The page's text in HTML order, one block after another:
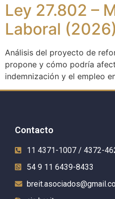
Ley 27.802 –
Laboral (2026)
Análisis del proyecto de
propone y cómo podría
indemnización y el empleo
Contacto
11 4371-1007 / 4372-
54 9 11 6439-8433